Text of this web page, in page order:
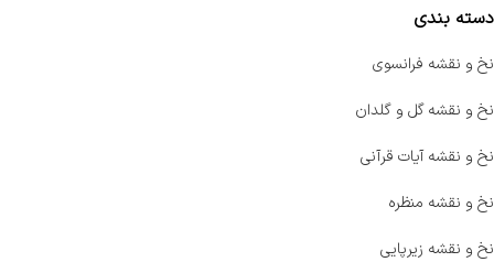
دسته بندی
نخ و نقشه فرانسوی
نخ و نقشه گل و گلدان
نخ و نقشه آیات قرآنی
نخ و نقشه منظره
نخ و نقشه زیرپایی